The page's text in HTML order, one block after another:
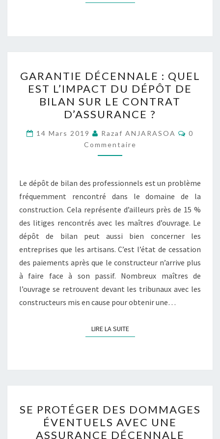
DÉCENNALE :
QUEL
EST
L’IMPACT
DU
DÉPÔT
DE
SUR
LE
CONTRAT
D’ASSURANCE ?
GARANTIE DÉCENNALE : QUEL
EST L’IMPACT DU DÉPÔT DE
BILAN SUR LE CONTRAT
D’ASSURANCE ?
14 Mars 2019 Razaf ANJARASOA
0
Commentaire
Le dépôt de bilan des professionnels est un problème
fréquemment rencontré dans le domaine de la
construction. Cela représente d’ailleurs près de 15 %
des litiges rencontrés avec les maîtres d’ouvrage. Le
dépôt de bilan peut aussi bien concerner les
entreprises que les artisans. C’est l’état de cessation
des paiements après que le constructeur n’arrive plus
à faire face à son passif. Nombreux maîtres de
l’ouvrage se retrouvent devant les tribunaux avec les
constructeurs mis en cause pour obtenir une…
LIRE LA SUITELIRE LA SUITE
PROTÉGER
DES
SE PROTÉGER DES DOMMAGES
ÉVENTUELS AVEC UNE
ASSURANCE DÉCENNALE